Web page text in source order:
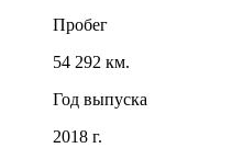
Пробег
54 292 км.
Год выпуска
2018 г.